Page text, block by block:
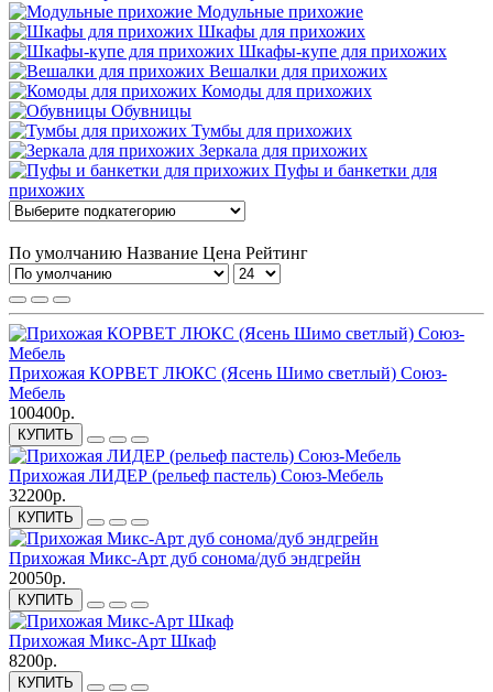
Модульные прихожие
Шкафы для прихожих
Шкафы-купе для прихожих
Вешалки для прихожих
Комоды для прихожих
Обувницы
Тумбы для прихожих
Зеркала для прихожих
Пуфы и банкетки для
прихожих
По умолчанию Название Цена Рейтинг
Прихожая КОРВЕТ ЛЮКС (Ясень Шимо светлый) Союз-
Мебель
100400р.
КУПИТЬ
Прихожая ЛИДЕР (рельеф пастель) Союз-Мебель
32200р.
КУПИТЬ
Прихожая Микс-Арт дуб сонома/дуб эндгрейн
20050р.
КУПИТЬ
Прихожая Микс-Арт Шкаф
8200р.
КУПИТЬ